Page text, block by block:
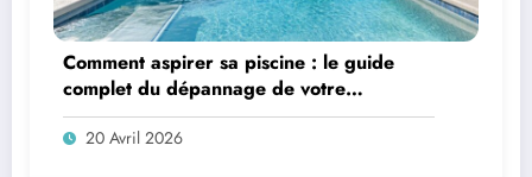
Comment aspirer sa piscine : le guide
complet du dépannage de votre
aspirateur
20 Avril 2026